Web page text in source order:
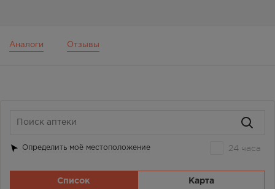
Аналоги Отзывы
Определить моё местоположение 24 часа
Список Карта